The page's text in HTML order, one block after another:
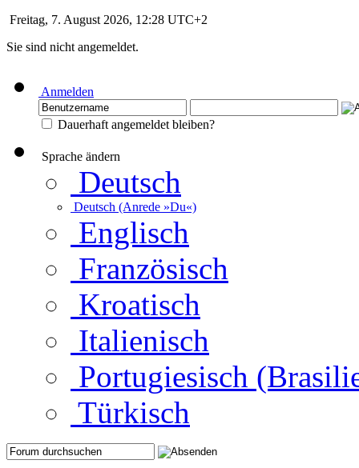
Freitag, 7. August 2026, 12:28 UTC+2
Sie sind nicht angemeldet.
Anmelden
Dauerhaft angemeldet bleiben?
Sprache ändern
Deutsch
Deutsch (Anrede »Du«)
Englisch
Französisch
Kroatisch
Italienisch
Portugiesisch
Türkisch